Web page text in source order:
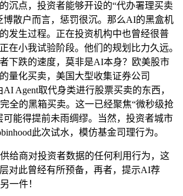
点，投资者能够开设的“代办署理买卖
博散户而言，惩罚很沉。那么AI的黑盒机
发生过程。正在投资机构中也曾经很普
在小我试验阶段。他们的规划比力久远。
下跌的速度，莫非是AI本身？欧美股市
量化买卖，美国大型收集证券公司
AI Agent取代身类进行股票买卖的东西，
全的黑箱买卖。这一已经聚焦“微秒级抢
可能得提前未雨绸缪。当然，投资者城市
此次试水，模仿基金司理行为。
商对投资者数据的任何利用行为，这
对此曾经有所预备，再者，提示AI荐
一件！